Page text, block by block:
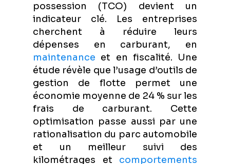
possession (TCO) devient un
indicateur clé. Les entreprises
cherchent à réduire leurs
dépenses en carburant, en
maintenance et en fiscalité. Une
étude révèle que l’usage d’outils de
gestion de flotte permet une
économie moyenne de 24 % sur les
frais de carburant. Cette
optimisation passe aussi par une
rationalisation du parc automobile
et un meilleur suivi des
kilométrages et comportements